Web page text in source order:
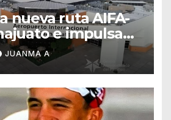
nueva ruta AIFA-
e impulsa
aérea
JUANMA A